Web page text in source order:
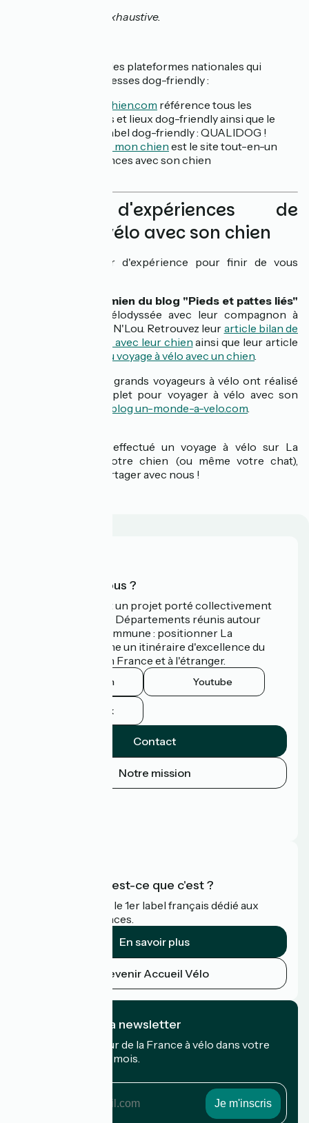
Cette liste est non exhaustive.
Il existe également des plateformes nationales qui
répertorient les adresses dog-friendly :
EmmèneTonChien.com référence tous les
hébergements et lieux dog-friendly ainsi que le
tout premier label dog-friendly : QUALIDOG !
Tourisme avec mon chien est le site tout-en-un
pour des vacances avec son chien
Retours d'expériences de
voyages à vélo avec son chien
Besoin d'un retour d'expérience pour finir de vous
Marine et Damien du blog "Pieds et pattes liés"
ont fait La Vélodyssée avec leur compagnon à
quatre pattes : N'Lou. Retrouvez leur article bilan de
La Vélodyssée avec leur chien ainsi que leur article
préparation du voyage à vélo avec un chien.
Mila et Denni, grands voyageurs à vélo ont réalisé
un guide complet pour voyager à vélo avec son
blog un-monde-a-velo.com.
Si vous avez déjà effectué un voyage à vélo sur La
Vélodyssée avec votre chien (ou même votre chat),
n'hésitez pas à le partager avec nous !
Qui sommes-nous ?
La Vélodyssée est un projet porté collectivement
par 3 Régions et 9 Départements réunis autour
d'une ambition commune : positionner La
Vélodyssée comme un itinéraire d'excellence du
tourisme à vélo en France et à l'étranger.
Instagram Youtube
Facebook
Contact
Notre mission
Accueil Vélo qu'est-ce que c'est ?
Accueil Vélo c'est le 1er label français dédié aux
cyclistes en vacances.
En savoir plus
Devenir Accueil Vélo
Je m'abonne à la newsletter
Recevez le meilleur de la France à vélo dans votre
boîte mail chaque mois.